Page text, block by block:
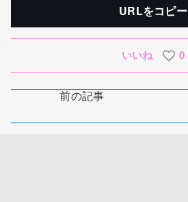
URLをコピー
いいね 0
前の記事